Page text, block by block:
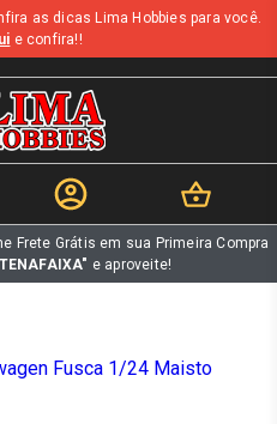
as dicas Lima Hobbies para você.
e confira!!
Frete Grátis em sua Primeira Compra
e aproveite!